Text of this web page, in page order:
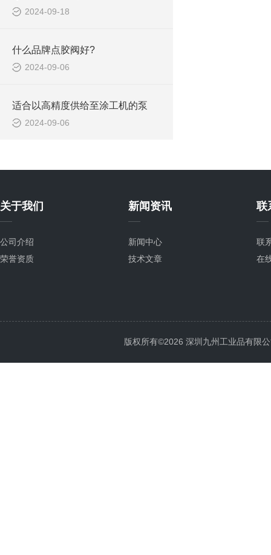
2024-09-18
什么品牌点胶阀好?
2024-09-06
适合以高精度供给至涂工机的泵
2024-09-06
关于我们
公司介绍
荣誉资质
新闻资讯
新闻中心
技术文章
联
联
在
版权所有©2026 深圳九州工业品有限